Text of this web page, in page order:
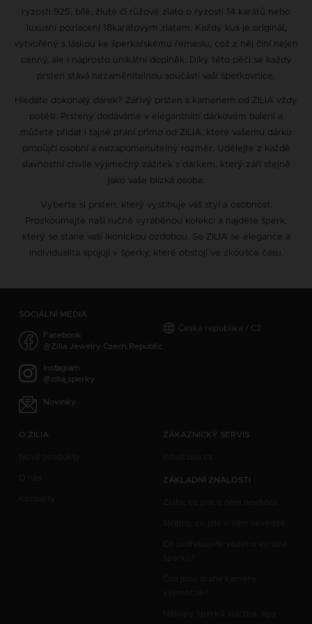
ryzosti 925, bílé, žluté či růžové zlato o ryzosti 14 karátů nebo
luxusní pozlacení 18karátovým zlatem. Každý kus je originál,
vytvořený s láskou ke šperkařskému řemeslu, což z něj činí nejen
cenný, ale i naprosto unikátní doplněk. Díky této péči se každý
prsten stává nezaměnitelnou součástí vaší šperkovnice.
Hledáte dokonalý dárek? Zářivý prsten s kamenem od ZILIA vždy
potěší. Prsteny dodáváme v elegantním dárkovém balení a
můžete přidat i tajné přání přímo od ZILIA, které vašemu dárku
propůjčí osobní a nezapomenutelný rozměr. Udělejte z každé
slavnostní chvíle výjimečný zážitek s dárkem, který září stejně
jako vaše blízká osoba.
Vyberte si prsten, který vystihuje váš styl a osobnost.
Prozkoumejte naši ručně vyráběnou kolekci a najděte šperk,
který se stane vaší ikonickou ozdobou. Se ZILIA se elegance a
individualita spojují v šperky, které obstojí ve zkoušce času.
SOCIÁLNÍ MÉDIA
Facebook
@Zilia.Jewelry.Czech.Republic
Instagram
@zilia_sperky
Novinky
Česká republika / CZ
O ZILIA ZÁKAZNICKÝ SERVIS
ZÁKLADNÍ ZNALOSTI